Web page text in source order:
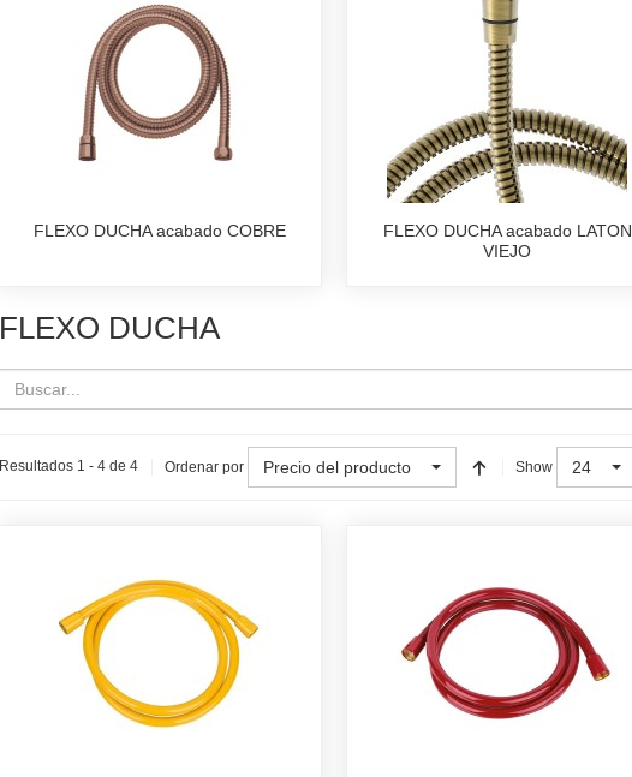
FLEXO DUCHA acabado COBRE
FLEXO DUCHA acabado LATON
VIEJO
FLEXO DUCHA
Resultados 1 - 4 de 4 Ordenar por Precio del producto Show 24